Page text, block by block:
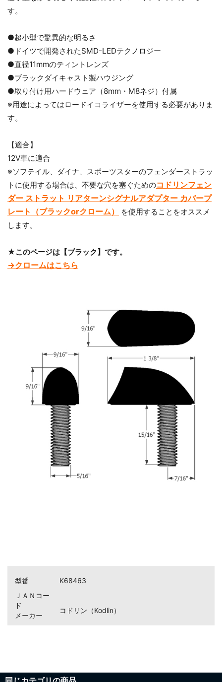
す。
●超小型で驚異的な明るさ
●ドイツで開発されたSMD-LEDテクノロジー
●直径11mmのティントレンズ
●ブラックダイキャスト製ハウジング
●取り付け用ハードウェア（8mm・M8ネジ）付属
※用途によってはロードイコライザーを使用する必要がありま
す。
【適合】
12V車に適合
※ソフテイル、ダイナ、スポーツスターのフェンダーストラッ
トに使用する場合は、不要な穴を塞ぐためのコドリンフェン
ダー ストラット リアターンシグナルアダプター カバープ
レート（ブラックorクローム）
を使用することをオススメ
します。
★このページは【ブラック】です。
→クロームはこちら
型番
K68463
ＪＡＮコー
ド
メーカー
コドリン（Kodlin）
お買い物を続ける カートへ進む